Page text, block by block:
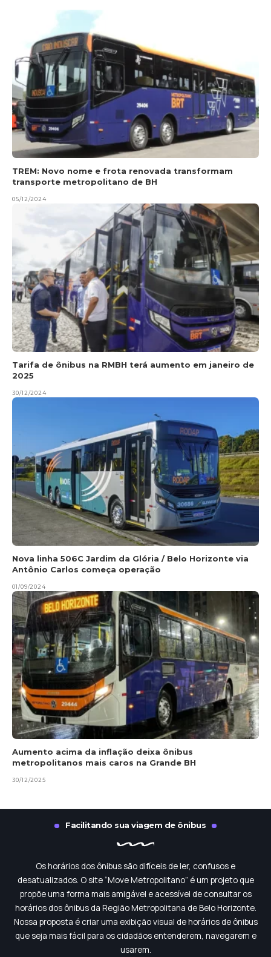
TREM: Novo nome e frota renovada transformam
transporte metropolitano de BH
05/12/2024
Tarifa de ônibus na RMBH terá aumento em janeiro de
2025
30/12/2024
Nova linha 506C Jardim da Glória / Belo Horizonte via
Antônio Carlos começa operação
01/09/2024
Aumento acima da inflação deixa ônibus
metropolitanos mais caros na Grande BH
30/12/2025
Facilitando sua viagem de ônibus
Os horários dos ônibus são difíceis de ler, confusos e
desatualizados. O site “Move Metropolitano” é um projeto que
propõe uma forma mais amigável e acessível de consultar os
horários dos ônibus da Região Metropolitana de Belo Horizonte.
Nossa proposta é criar uma exibição visual de horários de ônibus
que seja mais fácil para os cidadãos entenderem, navegarem e
usarem.